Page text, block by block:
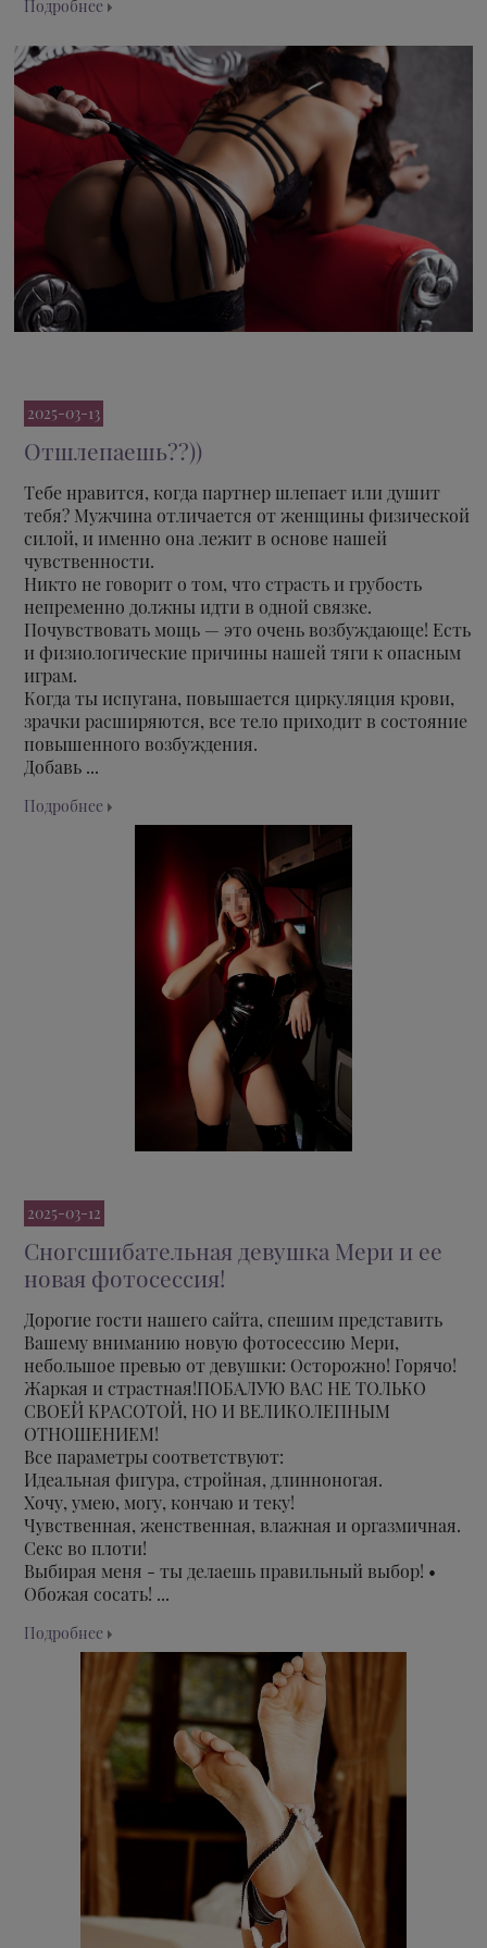
Подробнее
2025-03-13
Отшлепаешь??))
Тебе нравится, когда партнер шлепает или душит
тебя? Мужчина отличается от женщины физической
силой, и именно она лежит в основе нашей
чувственности.
Никто не говорит о том, что страсть и грубость
непременно должны идти в одной связке.
Почувствовать мощь — это очень возбуждающе! Есть
и физиологические причины нашей тяги к опасным
играм.
Когда ты испугана, повышается циркуляция крови,
зрачки расширяются, все тело приходит в состояние
повышенного возбуждения.
Добавь ...
Подробнее
2025-03-12
Сногсшибательная девушка Мери и ее
новая фотосессия!
Дорогие гости нашего сайта, спешим представить
Вашему вниманию новую фотосессию Мери,
небольшое превью от девушки: Осторожно! Горячо!
Жаркая и страстная!ПОБАЛУЮ ВАС НЕ ТОЛЬКО
СВОЕЙ КРАСОТОЙ, НО И ВЕЛИКОЛЕПНЫМ
ОТНОШЕНИЕМ!
Все параметры соответствуют:
Идеальная фигура, стройная, длинноногая.
Хочу, умею, могу, кончаю и теку!
Чувственная, женственная, влажная и оргазмичная.
Секс во плоти!
Выбирая меня - ты делаешь правильный выбор! •
Обожая сосать! ...
Подробнее